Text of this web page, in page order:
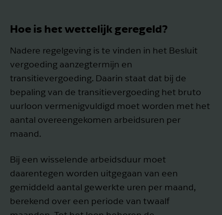
Hoe is het wettelijk geregeld?
Nadere regelgeving is te vinden in het Besluit
vergoeding aanzegtermijn en
transitievergoeding. Daarin staat dat bij de
bepaling van de transitievergoeding het bruto
uurloon vermenigvuldigd moet worden met het
aantal overeengekomen arbeidsuren per
maand.
Bij een wisselende arbeidsduur moet
daarentegen worden uitgegaan van een
gemiddeld aantal gewerkte uren per maand,
berekend over een periode van twaalf